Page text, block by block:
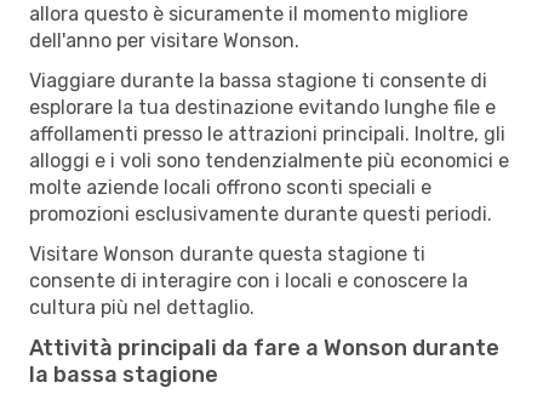
allora questo è sicuramente il momento migliore
dell'anno per visitare Wonson.
Viaggiare durante la bassa stagione ti consente di
esplorare la tua destinazione evitando lunghe file e
affollamenti presso le attrazioni principali. Inoltre, gli
alloggi e i voli sono tendenzialmente più economici e
molte aziende locali offrono sconti speciali e
promozioni esclusivamente durante questi periodi.
Visitare Wonson durante questa stagione ti
consente di interagire con i locali e conoscere la
cultura più nel dettaglio.
Attività principali da fare a Wonson durante
la bassa stagione